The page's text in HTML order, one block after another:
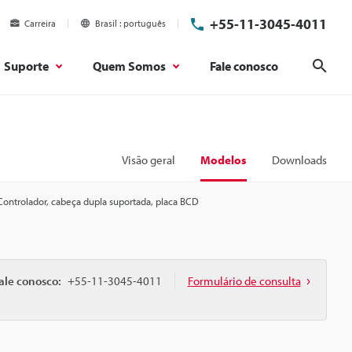
Carreira Brasil português +55-11-3045-4011
Suporte Quem Somos Fale conosco
Visão geral Modelos Downloads
cabeça dupla suportada, placa BCD
conosco: +55-11-3045-4011 Formulário de consulta